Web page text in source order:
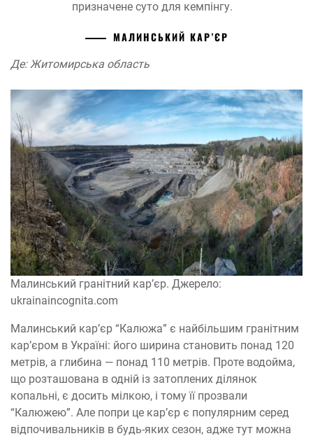
призначене суто для кемпінгу.
МАЛИНСЬКИЙ КАР’ЄР
Де: Житомирська область
Малинський гранітний кар’єр. Джерело:
ukrainaincognita.com
Малинський кар’єр “Калюжа” є найбільшим гранітним
кар’єром в Україні: його ширина становить понад 120
метрів, а глибина — понад 110 метрів. Проте водойма,
що розташована в одній із затоплених ділянок
копальні, є досить мілкою, і тому її прозвали
“Калюжею”. Але попри це кар’єр є популярним серед
відпочивальників в будь-яких сезон, адже тут можна